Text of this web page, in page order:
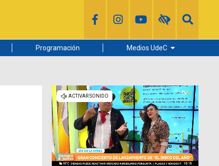
Programación Medios UdeC
Radio UdeC
Noticias UdeC
La Discusión